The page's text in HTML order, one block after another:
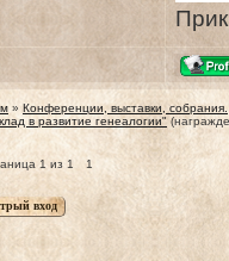
» Конференции, выставки, собрания.
в развитие генеалогии"
1 из 1 1